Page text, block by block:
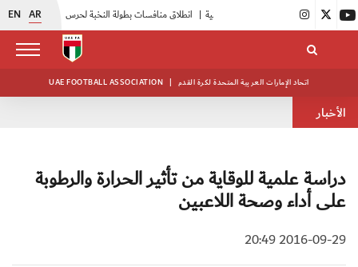
EN AR
أبيض الشباب يواصل تدريباته في معسكره بأبوظبي |
UAE FOOTBALL ASSOCIATION | اتحاد الإمارات العربية المتحدة لكرة القدم
الأخبار
دراسة علمية للوقاية من تأثير الحرارة والرطوبة
على أداء وصحة اللاعبين
2016-09-29 20:49